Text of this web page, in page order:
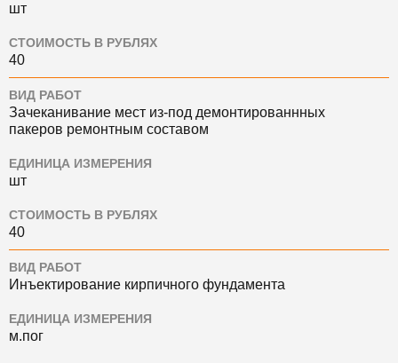
шт
СТОИМОСТЬ В РУБЛЯХ
40
ВИД РАБОТ
Зачеканивание мест из-под демонтированнных
пакеров ремонтным составом
ЕДИНИЦА ИЗМЕРЕНИЯ
шт
СТОИМОСТЬ В РУБЛЯХ
40
ВИД РАБОТ
Инъектирование кирпичного фундамента
ЕДИНИЦА ИЗМЕРЕНИЯ
м.пог